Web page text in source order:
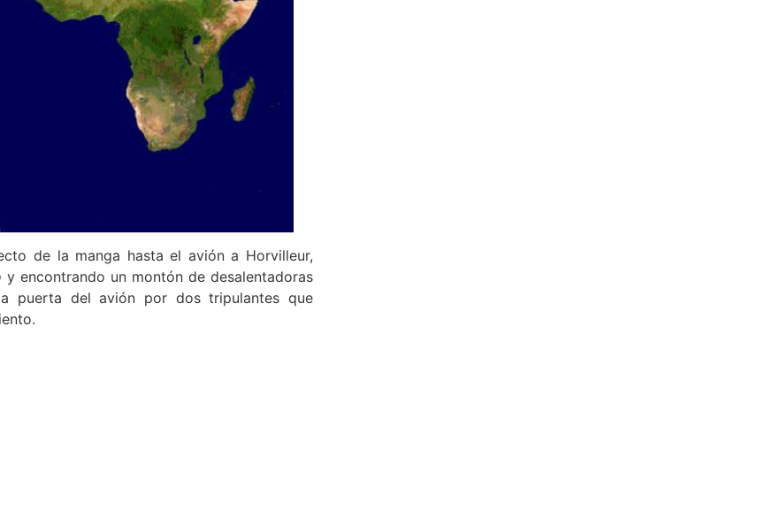
de la manga hasta el avión a Horvilleur,
y encontrando un montón de desalentadoras
puerta del avión por dos tripulantes que